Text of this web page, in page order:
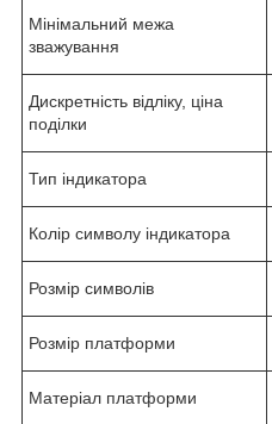
Мінімальний межа
зважування
Дискретність відліку, ціна
поділки
Тип індикатора
Колір символу індикатора
Розмір символів
Розмір платформи
Матеріал платформи